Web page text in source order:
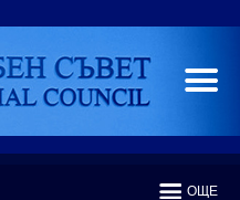
ОЩЕ